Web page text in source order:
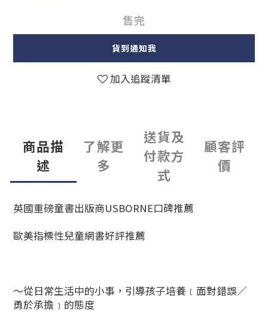
售完
貨到通知我
加入追蹤清單
商品描
述
了解更
多
送貨及
付款方
式
顧客評
價
英國重磅童書出版商USBORNE口碑推薦
歐美指標性兒童網書好評推薦
～從日常生活中的小事，引導孩子培養﹝面對錯誤／
勇於承擔﹞的態度